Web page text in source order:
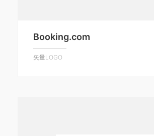
Booking.com
矢量LOGO